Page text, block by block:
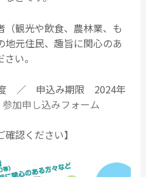
観光や飲食、農林業、も
地元住民、趣旨に関心のあ
い。
／ 申込み期限 2024年
参加申し込みフォーム
認ください】